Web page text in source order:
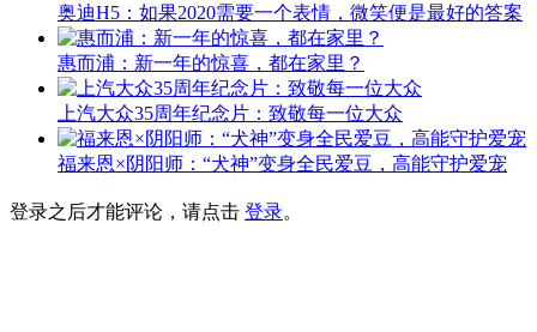
奥迪H5：如果2020需要一个表情，微笑便是最好的答案
惠而浦：新一年的惊喜，都在家里？
上汽大众35周年纪念片：致敬每一位大众
福来恩×阴阳师：“犬神”变身全民爱豆，高能守护爱宠
登录之后才能评论，请点击 登录。